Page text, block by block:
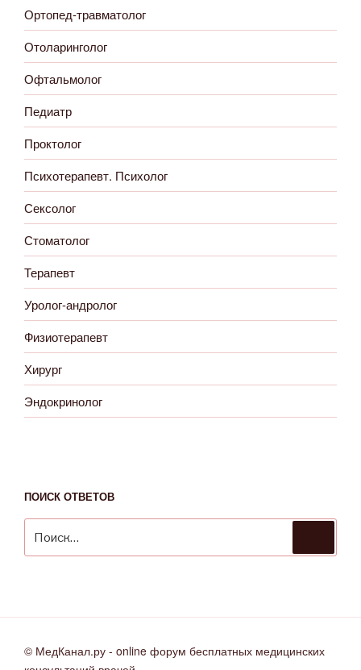
Ортопед-травматолог
Отоларинголог
Офтальмолог
Педиатр
Проктолог
Психотерапевт. Психолог
Сексолог
Стоматолог
Терапевт
Уролог-андролог
Физиотерапевт
Хирург
Эндокринолог
ПОИСК ОТВЕТОВ
© МедКанал.ру - online форум бесплатных медицинских